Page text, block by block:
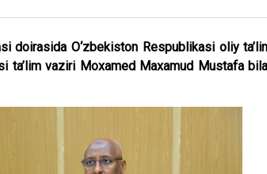
doirasida O‘zbekiston Respublikasi oliy
ta’lim vaziri Moxamed Maxamud Mustafa